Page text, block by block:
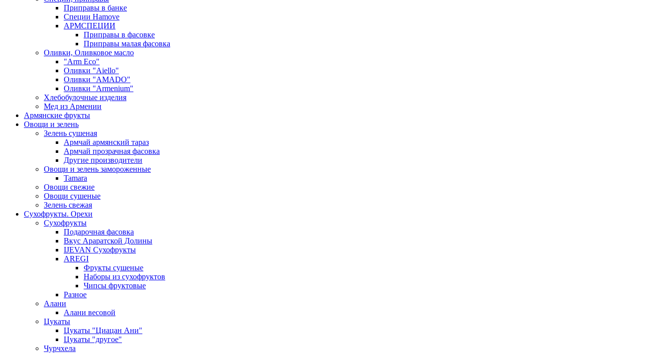
Приправы в банке
Специи Hamove
АРМСПЕЦИИ
Приправы в фасовке
Приправы малая фасовка
Оливки, Оливковое масло
"Arm Eco"
Оливки "Aiello"
Оливки "AMADO"
Оливки "Armenium"
Хлебобулочные изделия
Мед из Армении
Армянские фрукты
Овощи и зелень
Зелень сушеная
Армчай армянский тараз
Армчай прозрачная фасовка
Другие производители
Овощи и зелень замороженные
Tamara
Овощи свежие
Овощи сушеные
Зелень свежая
Сухофрукты. Орехи
Сухофрукты
Подарочная фасовка
Вкус Араратской Долины
IJEVAN Сухофрукты
AREGI
Фрукты сушеные
Наборы из сухофруктов
Чипсы фруктовые
Разное
Алани
Алани весовой
Цукаты
Цукаты "Циацан Ани"
Цукаты "другое"
Чурчхела